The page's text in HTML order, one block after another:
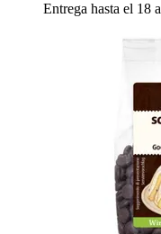
Entrega hasta el 18